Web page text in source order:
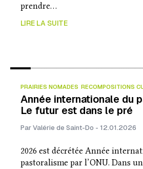
prendre…
LIRE LA SUITE
PRAIRIES NOMADES RECOMPOSITIONS
Année internationale du
Le futur est dans le pré
Par Valérie de Saint-Do - 12.01.2026
2026 est décrétée Année
pastoralisme par l’ONU. Dans